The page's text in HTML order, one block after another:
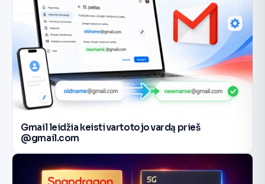
Gmail leidžia keisti vartotojo vardą prieš
@gmail.com